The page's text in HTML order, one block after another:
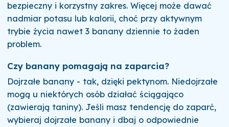
bezpieczny i korzystny zakres. Więcej może dawać
nadmiar potasu lub kalorii, choć przy aktywnym
trybie życia nawet 3 banany dziennie to żaden
problem.
Czy banany pomagają na zaparcia?
Dojrzałe banany - tak, dzięki pektynom. Niedojrzałe
mogą u niektórych osób działać ściągająco
(zawierają taniny). Jeśli masz tendencję do zaparć,
wybieraj dojrzałe banany i dbaj o odpowiednie